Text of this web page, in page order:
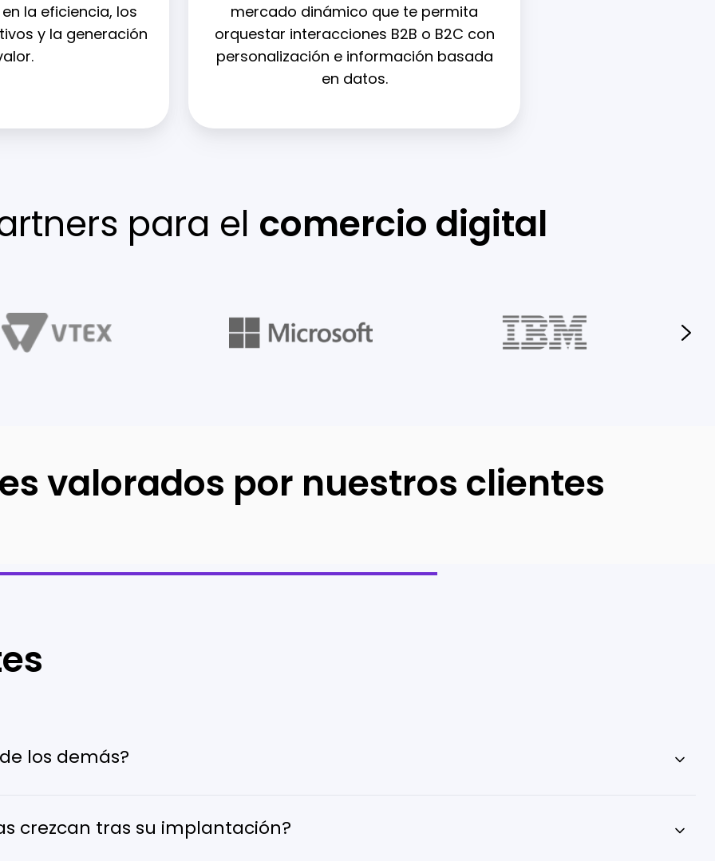
la eficiencia, los
y la generación
mercado dinámico que te permita
orquestar interacciones B2B o B2C con
personalización e información basada
en datos.
para el comercio digital
valorados por nuestros clientes
los demás?
crezcan tras su implantación?